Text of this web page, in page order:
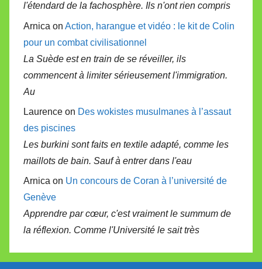
l'étendard de la fachosphère. Ils n'ont rien compris
Arnica on Action, harangue et vidéo : le kit de Colin
pour un combat civilisationnel
La Suède est en train de se réveiller, ils
commencent à limiter sérieusement l'immigration.
Au
Laurence on Des wokistes musulmanes à l’assaut
des piscines
Les burkini sont faits en textile adapté, comme les
maillots de bain. Sauf à entrer dans l'eau
Arnica on Un concours de Coran à l’université de
Genève
Apprendre par cœur, c'est vraiment le summum de
la réflexion. Comme l'Université le sait très